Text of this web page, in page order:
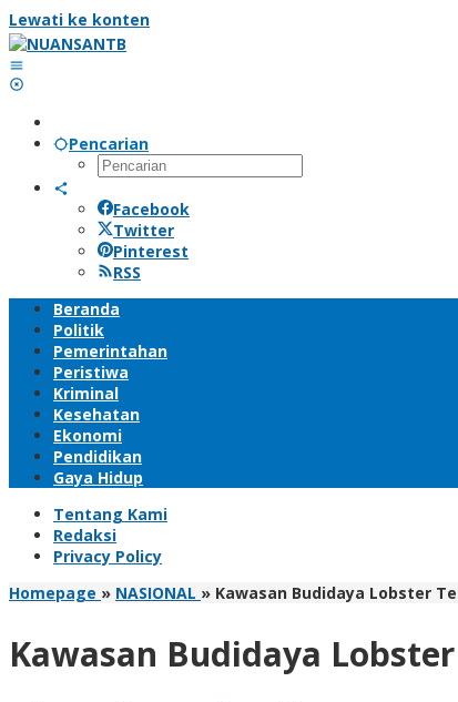
Lewati ke konten
Pencarian
Facebook
Twitter
Pinterest
RSS
Beranda
Politik
Pemerintahan
Peristiwa
Kriminal
Kesehatan
Ekonomi
Pendidikan
Gaya Hidup
Tentang Kami
Redaksi
Privacy Policy
Homepage » NASIONAL » Kawasan Budidaya Lobster
Kawasan Budidaya